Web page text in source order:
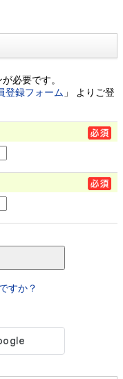
必要です。
登録フォーム 」 よりご登
すか？